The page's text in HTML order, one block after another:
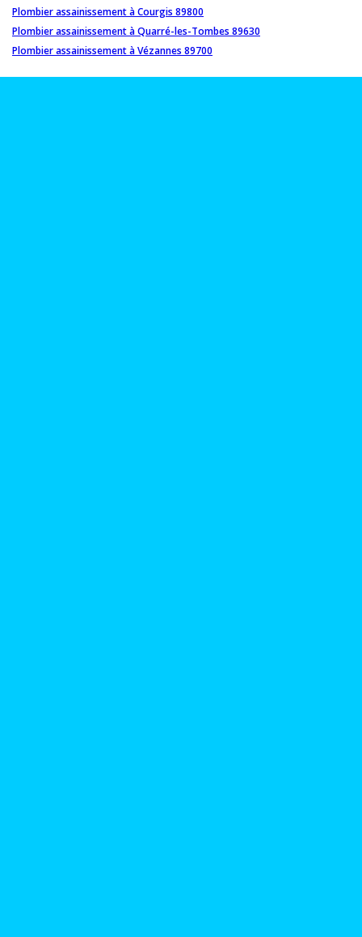
Plombier assainissement à Courgis 89800
Plombier assainissement à Quarré-les-Tombes 89630
Plombier assainissement à Vézannes 89700